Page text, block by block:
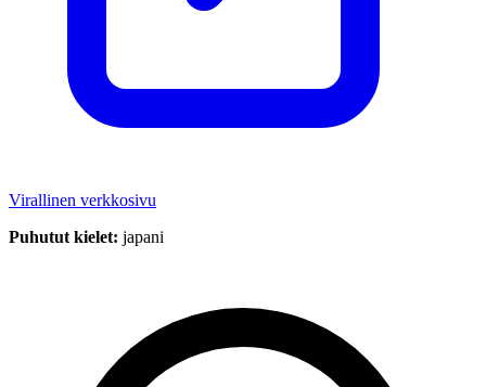
Virallinen verkkosivu
Puhutut kielet: japani